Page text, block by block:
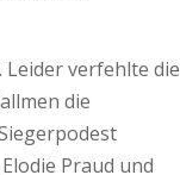
verfehlte die
die
Praud und